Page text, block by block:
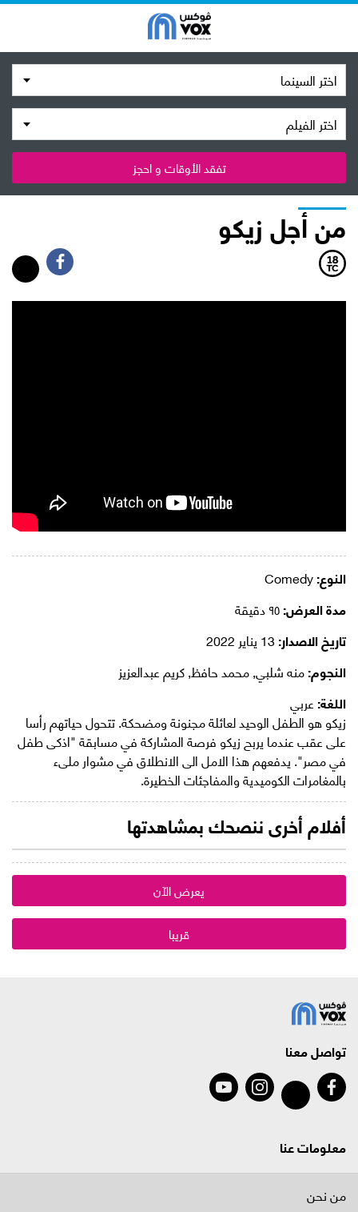
اختر السينما
اختر الفيلم
تفقد الأوقات و احجز
من أجل زيكو
النوع:
مدة العرض:
تاريخ الاصدار:
النجوم:منه شلبي, محمد حافظ, كريم عبدالعزيز
اللغة:عربي
زيكو هو الطفل الوحيد لعائلة مجنونة ومضحكة. تتحول حياتهم رأسا
على عقب عندما يربح زيكو فرصة المشاركة في مسابقة "اذكى طفل
في مصر". يدفعهم هذا الامل الى الانطلاق في مشوار ملىء
بالمغامرات الكوميدية والمفاجئات الخطيرة.
أفلام أخرى ننصحك بمشاهدتها
يعرض الآن
قريبا
تواصل معنا
معلومات عنا
من نحن